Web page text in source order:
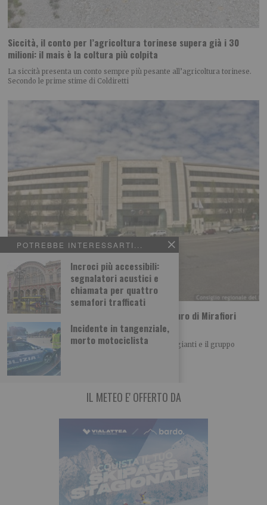
POTREBBE INTERESSARTI...
Incroci più accessibili:
segnalatori acustici e
chiamata per quattro
semafori trafficati
Incidente in tangenziale,
morto motociclista
Siccità, il conto per l’agricoltura torinese supera già i 30
milioni: il mais è la coltura più colpita
La siccità presenta un conto sempre più pesante all’agricoltura torinese.
Secondo le prime stime di Coldiretti
Stellantis torna in utile, ma a Torino il futuro di Mirafiori
resta la vera sfida
I conti di Stellantis tornano a dare segnali incoraggianti e il gruppo
automobilistico sembra essersi lasciato
IL METEO E' OFFERTO DA